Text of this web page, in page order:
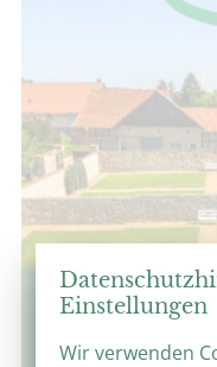
360°-
Virtuelle
Einstellungen
Wir verwenden